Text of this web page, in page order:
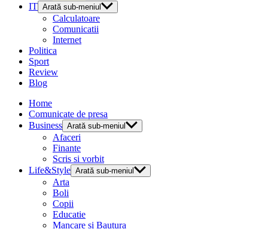
IT Arată sub-meniul
Calculatoare
Comunicatii
Internet
Politica
Sport
Review
Blog
Home
Comunicate de presa
Business Arată sub-meniul
Afaceri
Finante
Scris si vorbit
Life&Style Arată sub-meniul
Arta
Boli
Copii
Educatie
Mancare si Bautura